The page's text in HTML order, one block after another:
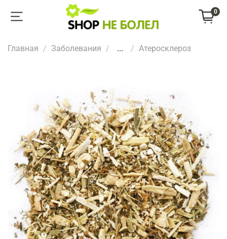
0
Главная Заболевания ... Атеросклероз